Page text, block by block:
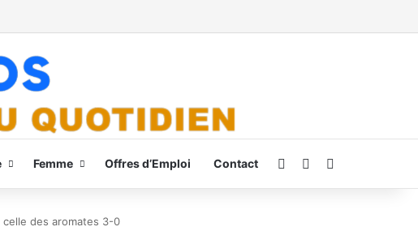
Femme Offres d’Emploi Contact ConnexionSwitch skin
celle des aromates 3-0